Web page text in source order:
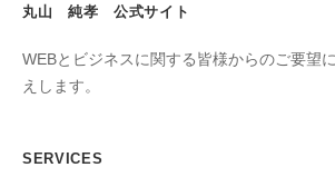
丸山 純孝 公式サイト
WEBとビジネスに関する皆様からのご要望
えします。
SERVICES